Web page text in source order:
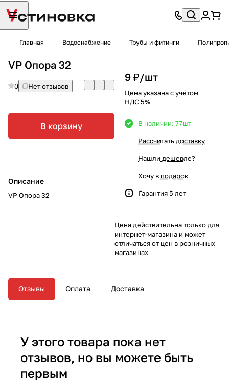
Главная Водоснабжение Трубы и фитинги
VP Опора 32
0 Нет отзывов
В корзину
Описание
VP Опора 32
9 ₽/шт
Цена указана с учётом
НДС 5%
В наличии: 77шт
Рассчитать доставку
Нашли дешевле?
Хочу в подарок
Гарантия 5 лет
Цена действительна только для
интернет-магазина и может
отличаться от цен в розничных
магазинах
Отзывы Оплата Доставка
У этого товара пока нет
отзывов, но вы можете быть
первым